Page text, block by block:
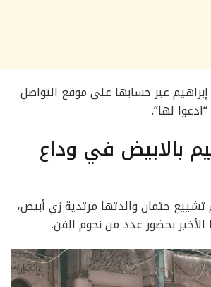
عبر حسابها على موقع التواصل
لها”.
بالابيض في وداع
جثمان والدتها مرتدية زي أبيض،
بحضور عدد من نجوم الفن.